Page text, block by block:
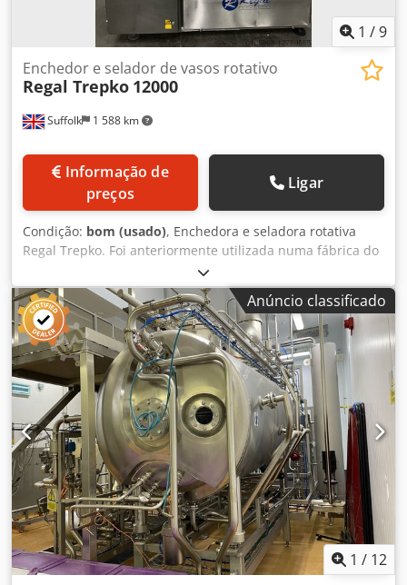
1 /9
Suffolk 1 588 km
Enchedor e selador de vasos rotativo
Regal Trepko 12000
preços
Ligar
Condição: bom (usado), Enchedora e seladora rotativa
Regal Trepko. Foi anteriormente utilizada numa fábrica do
Reino Unido para embalar produtos lácteos como iogurtes,
natas, molhos, etc. Dwsdpfx Aepgqtzspwja
Anúncio classificado
1 / 12